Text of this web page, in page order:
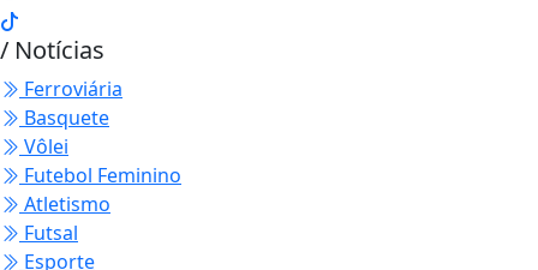
/ Notícias
Ferroviária
Basquete
Vôlei
Futebol Feminino
Atletismo
Futsal
Esporte